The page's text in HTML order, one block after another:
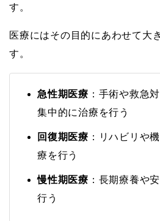
す。
医療にはその目的にあわせて大
す。
急性期医療 ：手術や救急
集中的に治療を行う
回復期医療 ：リハビリや
療を行う
慢性期医療 ：長期療養や
行う